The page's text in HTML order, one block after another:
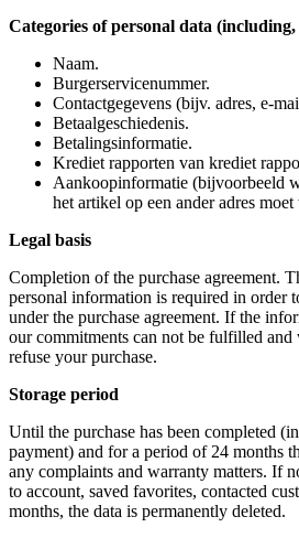
Categories of personal data
Naam.
Burgerservicenummer.
Contactgegevens (bijv. adres, e-
Betaalgeschiedenis.
Betalingsinformatie.
Krediet rapporten van krediet
Aankoopinformatie (bijvoorbeeld
het artikel op een ander adres
Legal basis
Completion of the purchase agreement.
personal information is required in order
under the purchase agreement. If the
our commitments can not be fulfilled and
refuse your purchase.
Storage period
Until the purchase has been completed
payment) and for a period of 24 months
any complaints and warranty matters. If
to account, saved favorites, contacted
months, the data is permanently deleted.